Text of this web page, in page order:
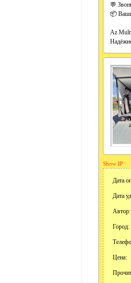
💬
📦
Az
Show IP
Дата
Дата
Автор:
Город:
Цена: